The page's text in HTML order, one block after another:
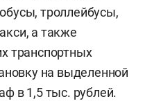
троллейбусы,
а также
транспортных
на выделенной
в 1,5 тыс. рублей.